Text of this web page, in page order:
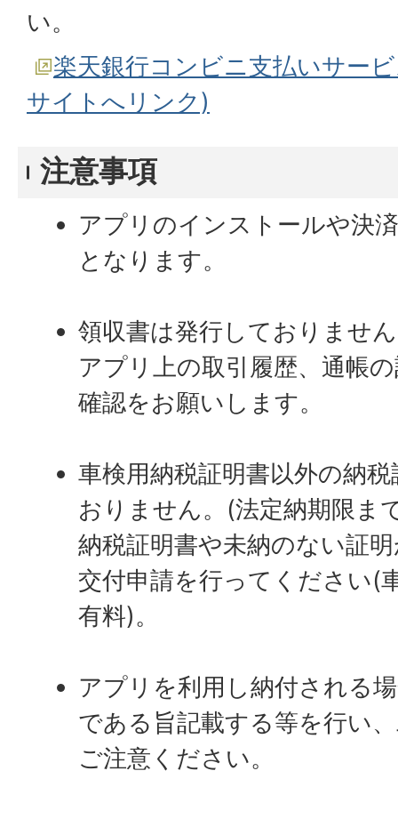
い。
楽天銀行コンビニ支払いサー
サイトへリンク)
注意事項
アプリのインストールや決
となります。
領収書は発行しておりませ
アプリ上の取引履歴、通帳
確認をお願いします。
車検用納税証明書以外の納
おりません。(法定納期限ま
納税証明書や未納のない証
交付申請を行ってください(
有料)。
アプリを利用し納付される
である旨記載する等を行い
ご注意ください。